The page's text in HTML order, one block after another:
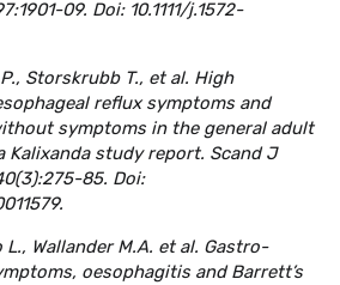
09. Doi: 10.1111/j.1572-
Storskrubb T., et al. High
reflux symptoms and
symptoms in the general adult
Kalixanda study report. Scand J
85. Doi:
L., Wallander M.A. et al. Gastro-
oesophagitis and Barrett’s